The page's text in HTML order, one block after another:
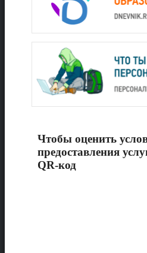
Чтобы оценить
предоставления
QR-код